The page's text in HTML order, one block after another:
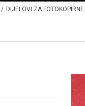
DIJELOVI ZA FOTOKOPIRNE